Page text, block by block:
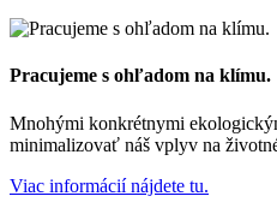
Pracujeme s ohľadom na klímu.
Mnohými konkrétnymi
minimalizovať náš vplyv na
Viac informácií nájdete tu.